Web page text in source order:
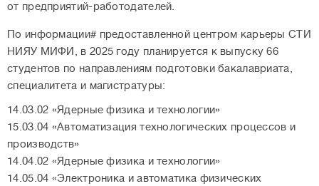
от предприятий-работодателей.
По информации# предоставленной центром карьеры СТИ
НИЯУ МИФИ, в 2025 году планируется к выпуску 66
студентов по направлениям подготовки бакалавриата,
специалитета и магистратуры:
14.03.02 «Ядерные физика и технологии»
15.03.04 «Автоматизация технологических процессов и
производств»
14.04.02 «Ядерные физика и технологии»
14.05.04 «Электроника и автоматика физических